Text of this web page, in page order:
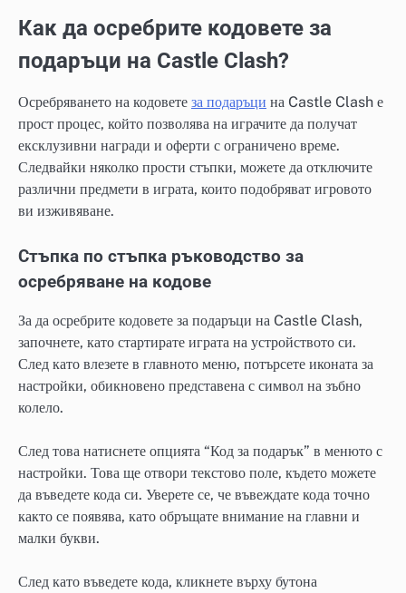
Как да осребрите кодовете за
подаръци на Castle Clash?
Осребряването на кодовете за подаръци на Castle Clash е
прост процес, който позволява на играчите да получат
ексклузивни награди и оферти с ограничено време.
Следвайки няколко прости стъпки, можете да отключите
различни предмети в играта, които подобряват игровото
ви изживяване.
Стъпка по стъпка ръководство за
осребряване на кодове
За да осребрите кодовете за подаръци на Castle Clash,
започнете, като стартирате играта на устройството си.
След като влезете в главното меню, потърсете иконата за
настройки, обикновено представена с символ на зъбно
колело.
След това натиснете опцията “Код за подарък” в менюто с
настройки. Това ще отвори текстово поле, където можете
да въведете кода си. Уверете се, че въвеждате кода точно
както се появява, като обръщате внимание на главни и
малки букви.
След като въведете кода, кликнете върху бутона